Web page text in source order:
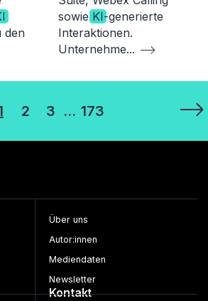
den
sowie KI-generierte
Interaktionen.
Unternehme...
2 3 … 173
Über uns
Autor:innen
Mediendaten
Newsletter
Kontakt